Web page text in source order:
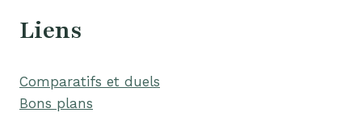
Liens
Comparatifs et duels
Bons plans